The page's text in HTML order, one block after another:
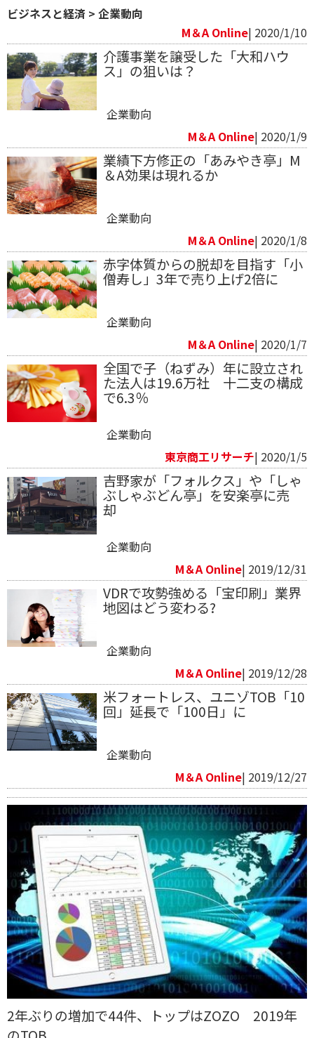
ビジネスと経済 > 企業動向
M＆A Online| 2020/1/10
介護事業を譲受した「大和ハウ
ス」の狙いは？
企業動向
M＆A Online| 2020/1/9
業績下方修正の「あみやき亭」M
＆A効果は現れるか
企業動向
M＆A Online| 2020/1/8
赤字体質からの脱却を目指す「小
僧寿し」3年で売り上げ2倍に
企業動向
M＆A Online| 2020/1/7
全国で子（ねずみ）年に設立され
た法人は19.6万社 十二支の構成
で6.3％
企業動向
東京商工リサーチ| 2020/1/5
吉野家が「フォルクス」や「しゃ
ぶしゃぶどん亭」を安楽亭に売
却
企業動向
M＆A Online| 2019/12/31
VDRで攻勢強める「宝印刷」業界
地図はどう変わる?
企業動向
M＆A Online| 2019/12/28
米フォートレス、ユニゾTOB「10
回」延長で「100日」に
企業動向
M＆A Online| 2019/12/27
2年ぶりの増加で44件、トップはZOZO 2019年